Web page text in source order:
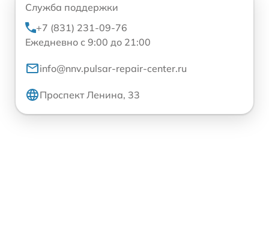
Служба поддержки
+7 (831) 231-09-76
Ежедневно с 9:00 до 21:00
info@nnv.pulsar-repair-center.ru
Проспект Ленина, 33